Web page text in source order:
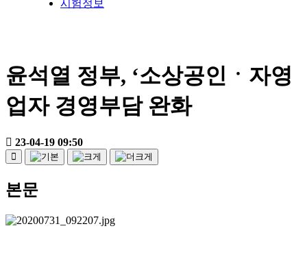
시험정보
윤석열 정부, ‘소상공인ㆍ자영
업자 경영부담 완화
23-04-19 09:50
본문